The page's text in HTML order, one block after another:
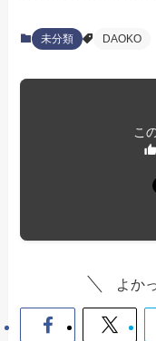
未分類 DAOKO
こ
よか